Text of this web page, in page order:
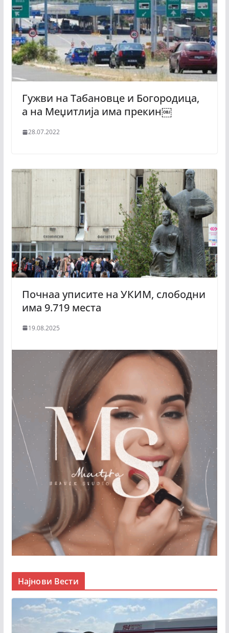
Гужви на Табановце и Богородица,
а на Меџитлија има прекин￼
28.07.2022
Почнаа уписите на УКИМ, слободни
има 9.719 места
19.08.2025
Најнови Вести